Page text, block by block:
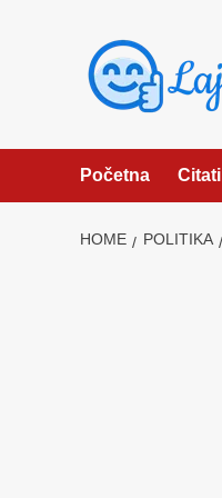
Početna Citati
HOME POLITIKA